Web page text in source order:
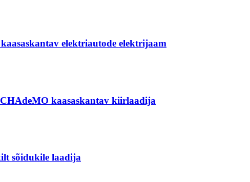
elektriautode elektrijaam
kaasaskantav kiirlaadija
sõidukile laadija